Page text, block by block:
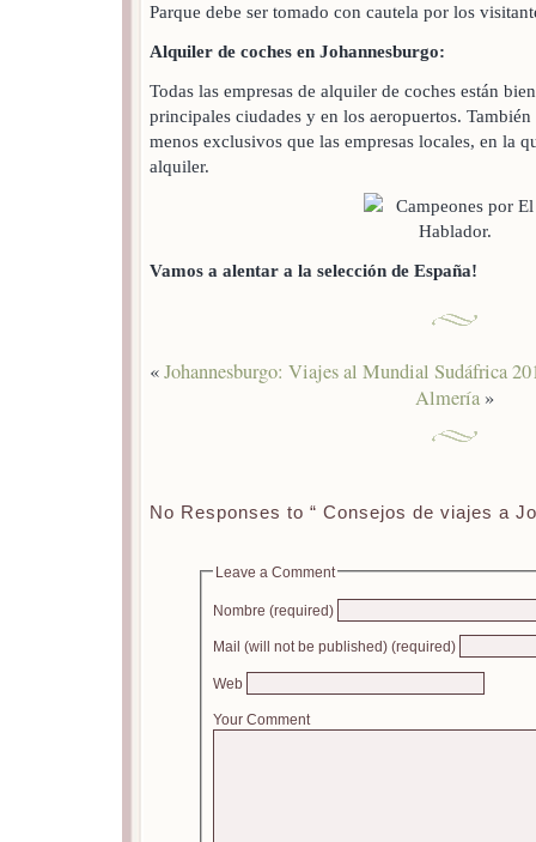
Parque debe ser tomado con cautela por los
Alquiler de coches en Johannesburgo:
Todas las empresas de alquiler de coches están
principales ciudades y en los aeropuertos.
menos exclusivos que las empresas locales, en la
alquiler.
Vamos a alentar a la selección de España!
«Johannesburgo: Viajes al Mundial Sudáfrica
Almería »
No Responses to “ Consejos de viajes a
Leave a Comment
Nombre (required)
Mail (will not be published) (required)
Web
Your Comment